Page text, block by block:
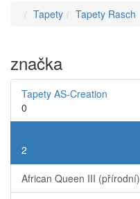
Tapety Tapety Rasch
značka
Tapety AS-Creation
0
2
African Queen III (přírodní)